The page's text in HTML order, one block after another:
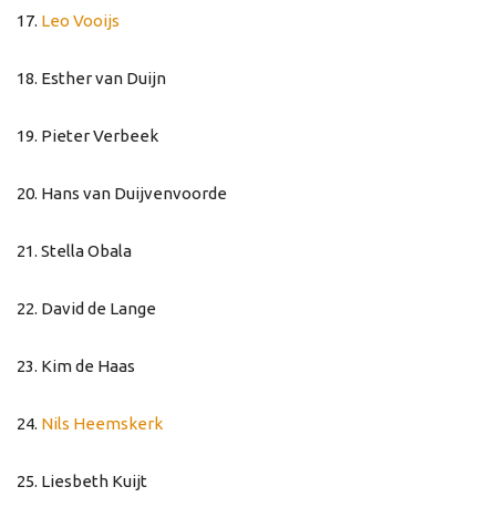
17. Leo Vooijs
18. Esther van Duijn
19. Pieter Verbeek
20. Hans van Duijvenvoorde
21. Stella Obala
22. David de Lange
23. Kim de Haas
24. Nils Heemskerk
25. Liesbeth Kuijt